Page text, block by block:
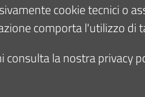
cookie tecnici o
comporta l'utilizzo di
la nostra privacy